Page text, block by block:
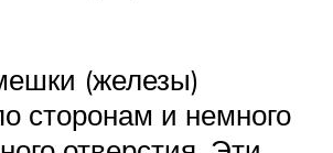
(железы)
сторонам и немного